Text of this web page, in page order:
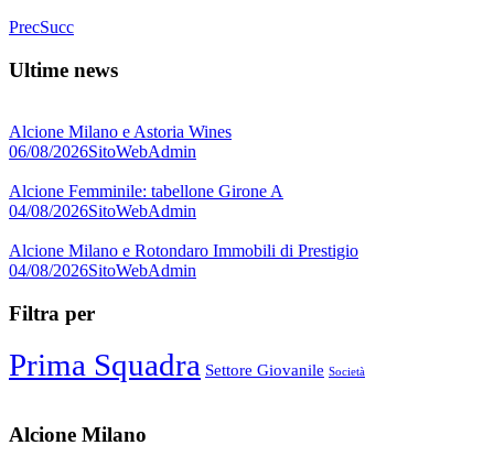
PrecSucc
Ultime news
Alcione Milano e Astoria Wines
06/08/2026SitoWebAdmin
Alcione Femminile: tabellone Girone A
04/08/2026SitoWebAdmin
Alcione Milano e Rotondaro Immobili di Prestigio
04/08/2026SitoWebAdmin
Filtra per
Prima Squadra Settore Giovanile Società
Alcione Milano